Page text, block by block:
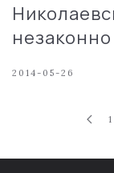
2014-05-26
1